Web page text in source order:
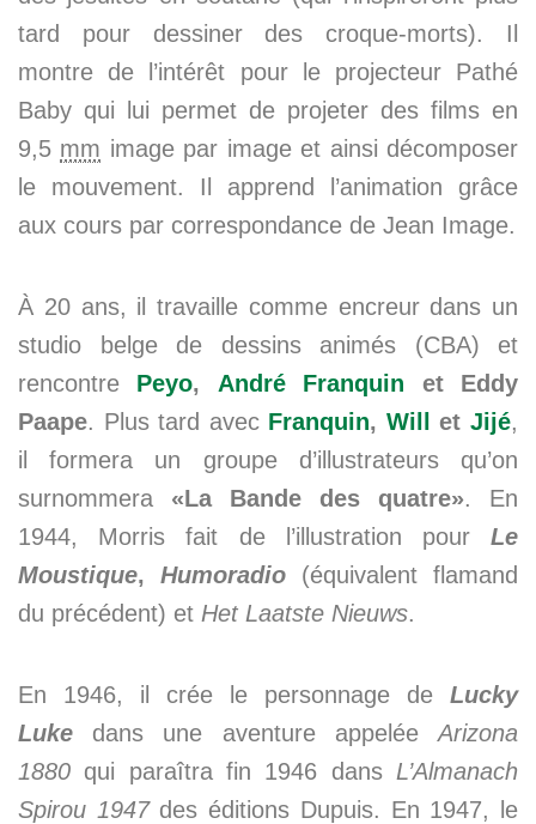
tard pour dessiner des croque-morts). Il
montre de l’intérêt pour le projecteur Pathé
Baby qui lui permet de projeter des films en
9,5 mm image par image et ainsi décomposer
le mouvement. Il apprend l’animation grâce
aux cours par correspondance de Jean Image.
À 20 ans, il travaille comme encreur dans un
studio belge de dessins animés (CBA) et
rencontre Peyo, André Franquin et Eddy
Paape. Plus tard avec Franquin, Will etJijé,
il formera un groupe d’illustrateurs qu’on
surnommera «La Bande des quatre». En
1944, Morris fait de l’illustration pour Le
Moustique, Humoradio (équivalent flamand
du précédent) et Het Laatste Nieuws.
En 1946, il crée le personnage de Lucky
Luke dans une aventure appelée Arizona
1880 qui paraîtra fin 1946 dans L’Almanach
Spirou 1947des éditions Dupuis. En 1947, le